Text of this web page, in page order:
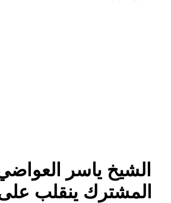
الشيخ ياسر
المشترك ينقلب على